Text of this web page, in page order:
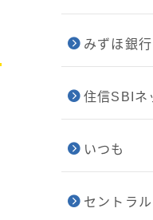
みずほ銀行
住信SBIネ
いつも
セントラル